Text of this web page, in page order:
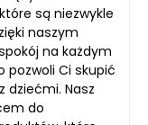
są niezwykle
naszym
na każdym
Ci skupić
dziećmi. Nasz
do